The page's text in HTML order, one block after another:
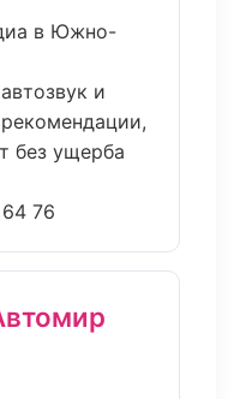
в Южно-
и
без ущерба
76